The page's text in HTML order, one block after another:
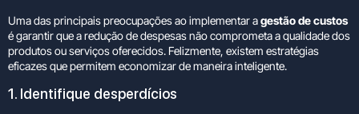
Uma das principais preocupações ao implementar agestão de custos
é garantir que a redução de despesas não comprometa a qualidade dos
produtos ou serviços oferecidos. Felizmente, existem estratégias
eficazes que permitem economizar de maneira inteligente.
1. Identifique desperdícios